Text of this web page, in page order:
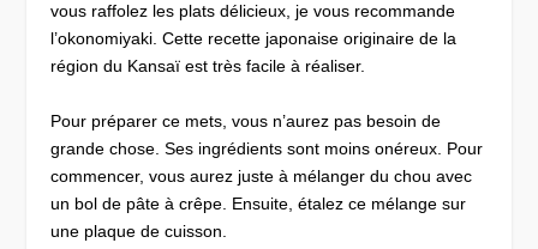
vous raffolez les plats délicieux, je vous recommande
l’okonomiyaki. Cette recette japonaise originaire de la
région du Kansaï est très facile à réaliser.
Pour préparer ce mets, vous n’aurez pas besoin de
grande chose. Ses ingrédients sont moins onéreux. Pour
commencer, vous aurez juste à mélanger du chou avec
un bol de pâte à crêpe. Ensuite, étalez ce mélange sur
une plaque de cuisson.